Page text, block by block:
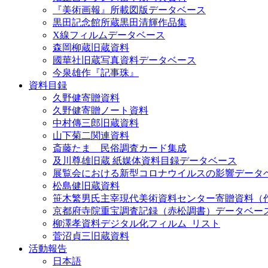
『美術画報』所載図版データベース
黒田記念館所蔵黒田清輝作品集
X線フィルムデータベース
森岡柳蔵旧蔵資料
國華社旧蔵写真資料データベース
今泉雄作『記事珠』
資料目録
久野健寄贈資料
久野健寄贈ノート資料
中村傳三郎旧蔵資料
山下菊二関連資料
斎藤たま 民俗調査カード集成
及川尊雄旧蔵 紙媒体資料目録データベース
展覧会における新型コロナウイルスの影響データ
松島健旧蔵資料
笹木繁男氏主宰現代美術資料センター寄贈資料（
京都府寺院重宝調査記録（赤松調書）データベー
柳澤孝資料デジタル化フィルム_リスト
菅沼貞三旧蔵資料
活動報告
日本語